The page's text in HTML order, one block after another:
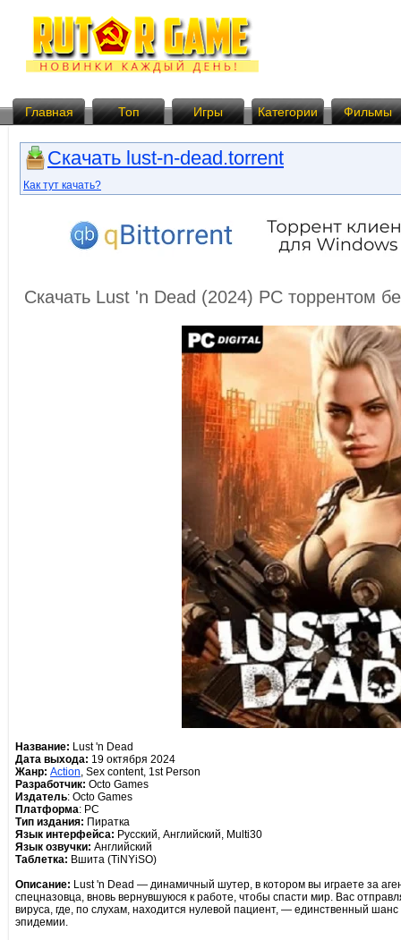
Главная Топ Игры Категории Фильмы
Скачать lust-n-dead.torrent
Как тут качать?
Скачать Lust 'n Dead (2024) PC торрентом
Название: Lust 'n Dead
Дата выхода: 19 октября 2024
Жанр: Action, Sex content, 1st Person
Разработчик: Octo Games
Издатель: Octo Games
Платформа: PC
Тип издания: Пиратка
Язык интерфейса: Русский, Английский, Multi30
Язык озвучки: Английский
Таблетка: Вшита (TiNYiSO)
Описание: Lust 'n Dead — динамичный шутер, в котором вы играете за
спецназовца, вновь вернувшуюся к работе, чтобы спасти мир. Вас
вируса, где, по слухам, находится нулевой пациент, — единственный
эпидемии.